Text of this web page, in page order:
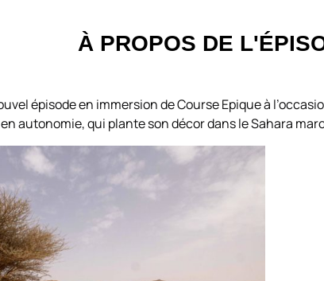
À PROPOS DE
épisode en immersion de Course Epique à
autonomie, qui plante son décor dans le Sahara